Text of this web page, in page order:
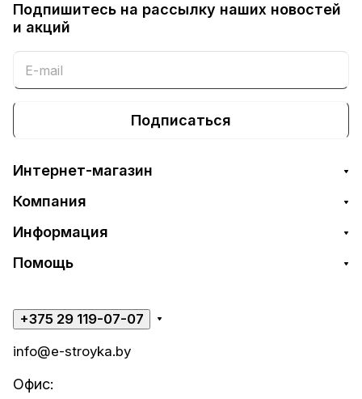
Подпишитесь на рассылку наших новостей
и акций
Подписаться
Интернет-магазин
Компания
Информация
Помощь
+375 29 119-07-07
info@e-stroyka.by
Офис: